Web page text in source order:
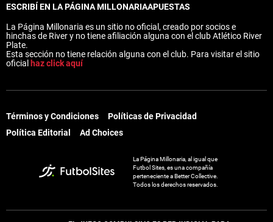
ESCRIBÍ EN LA PÁGINA MILLONARIAAPUESTAS
La Página Millonaria es un sitio no oficial, creado por socios e
hinchas de River y no tiene afiliación alguna con el club Atlético River
Plate.
Esta sección no tiene relación alguna con el club. Para visitar el sitio
oficial haz click aquí
Términos y Condiciones
Políticas de Privacidad
Política Editorial
Ad Choices
La Página Millonaria, al igual que
Futbol Sites, es una compañía
perteneciente a Better Collective.
Todos los derechos reservados.